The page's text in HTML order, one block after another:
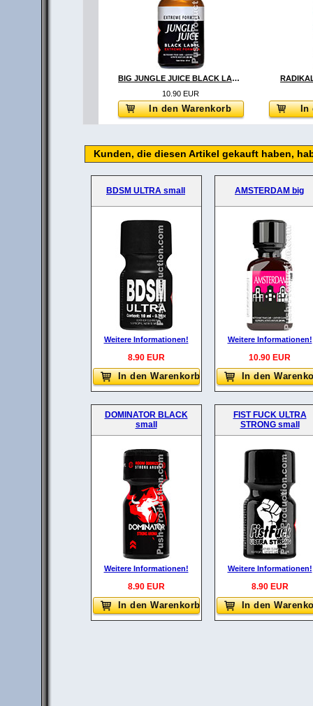
BIG JUNGLE JUICE BLACK LABEL
10.90 EUR
In den Warenkorb In
Kunden, die diesen Artikel gekauft haben,
BDSM ULTRA small
Weitere Informationen!
8.90 EUR
In den Warenkorb
AMSTERDAM big
Weitere Informationen!
10.90 EUR
In den
DOMINATOR BLACK
small
Weitere Informationen!
8.90 EUR
In den Warenkorb
FIST FUCK ULTRA
STRONG small
Weitere Informationen!
8.90 EUR
In den